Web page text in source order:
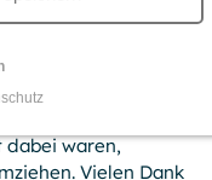
von Schülern
dabei waren,
Vielen Dank
Betrieb